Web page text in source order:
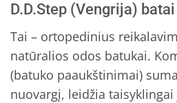
D.D.Step (Vengrija) batai
Tai – ortopedinius
natūralios odos batukai.
(batuko paaukštinimai)
nuovargį, leidžia